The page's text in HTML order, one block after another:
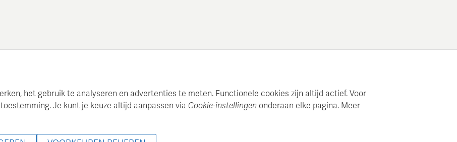
© 2022 - 2026 Retriever Media Belgium - Alle rechten voorbehouden
het gebruik te analyseren en advertenties te meten. Functionele cookies zijn altijd actief. Voor
Je kunt je keuze altijd aanpassen via Cookie-instellingen onderaan elke pagina. Meer